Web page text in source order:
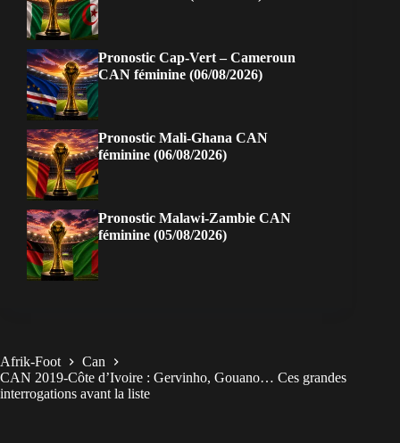
Pronostic Cap-Vert – Cameroun
CAN féminine (06/08/2026)
Pronostic Mali-Ghana CAN
féminine (06/08/2026)
Pronostic Malawi-Zambie CAN
féminine (05/08/2026)
Afrik-Foot
Can
CAN 2019-Côte d’Ivoire : Gervinho, Gouano… Ces grandes
interrogations avant la liste